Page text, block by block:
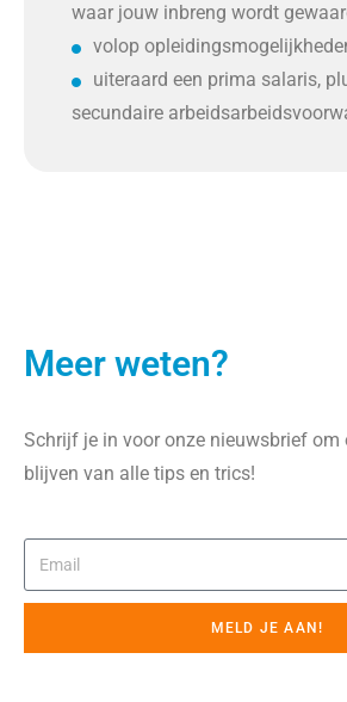
waar jouw inbreng wordt
volop
uiteraard een prima salaris,
secundaire
Meer weten?
Schrijf je in voor onze nieuwsbrief om
blijven van alle tips en trics!
MELD JE AAN!